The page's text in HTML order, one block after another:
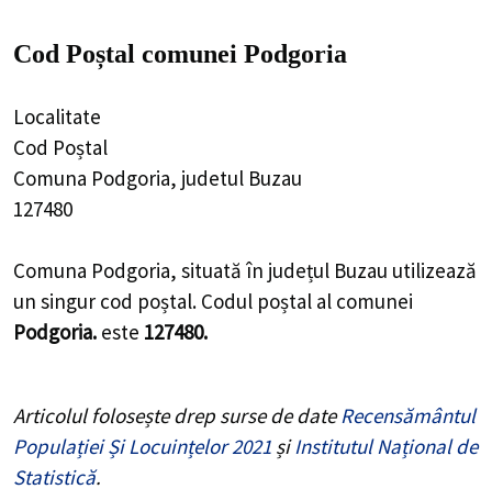
Cod Poștal comunei Podgoria
Localitate
Cod Poștal
Comuna Podgoria, judetul Buzau
127480
Comuna Podgoria, situată în județul Buzau utilizează
un singur cod poștal. Codul poștal al comunei
Podgoria. este 127480.
Articolul folosește drep surse de dateRecensământul
Populației Și Locuințelor 2021 șiInstitutul Național de
Statistică.